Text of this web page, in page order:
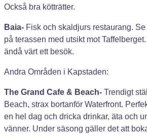
Också bra kötträtter.
Baia- Fisk och skaldjurs restaurang.
på terassen med utsikt mot
ändå värt ett besök.
Andra Områden i Kapstaden:
The Grand Cafe & Beach- Trendigt
Beach, strax bortanför Waterfront.
en hel dag och dricka drinkar, äta och
vänner. Under säsong gäller det att